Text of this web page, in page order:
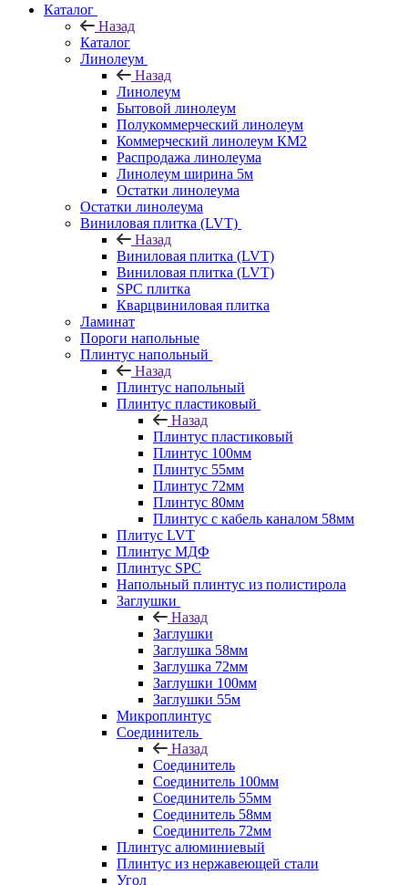
Каталог
Назад
Каталог
Линолеум
Назад
Линолеум
Бытовой линолеум
Полукоммерческий линолеум
Коммерческий линолеум КМ2
Распродажа линолеума
Линолеум ширина 5м
Остатки линолеума
Остатки линолеума
Виниловая плитка (LVT)
Назад
Виниловая плитка (LVT)
Виниловая плитка (LVT)
SPC плитка
Кварцвиниловая плитка
Ламинат
Пороги напольные
Плинтус напольный
Назад
Плинтус напольный
Плинтус пластиковый
Назад
Плинтус пластиковый
Плинтус 100мм
Плинтус 55мм
Плинтус 72мм
Плинтус 80мм
Плинтус с кабель каналом 58мм
Плитус LVT
Плинтус МДФ
Плинтус SPC
Напольный плинтус из полистирола
Заглушки
Назад
Заглушки
Заглушка 58мм
Заглушка 72мм
Заглушки 100мм
Заглушки 55м
Микроплинтус
Соединитель
Назад
Соединитель
Соединитель 100мм
Соединитель 55мм
Соединитель 58мм
Соединитель 72мм
Плинтус алюминиевый
Плинтус из нержавеющей стали
Угол